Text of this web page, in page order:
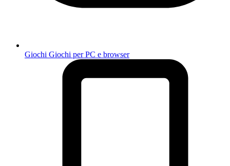
Giochi Giochi per PC e browser